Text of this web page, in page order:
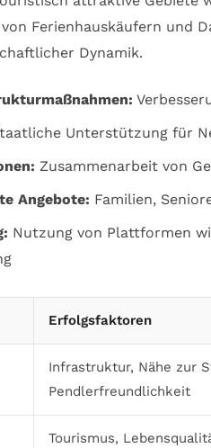
Ferienhauskäufern und
Dynamik.
Unterstützung für
Zusammenarbeit von
Angebote: Familien,
Nutzung von Plattformen
Erfolgsfaktoren
Infrastruktur, Nähe zur
Pendlerfreundlichkeit
Tourismus,